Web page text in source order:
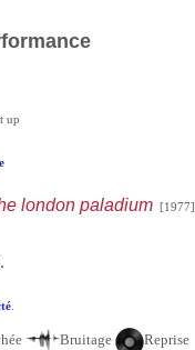
up
london paladium[1977]
.
Bruitage Reprise